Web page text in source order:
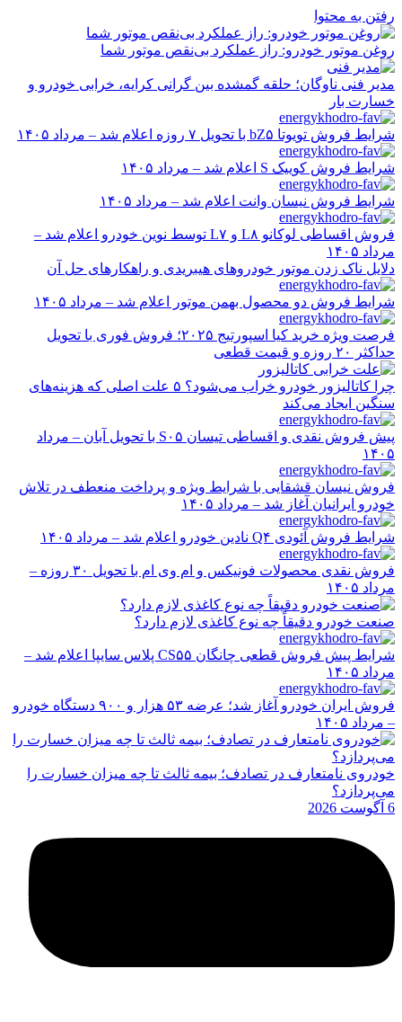
رفتن به محتوا
روغن موتور خودرو: راز عملکرد بی‌نقص موتور شما
مدیر فنی ناوگان؛ حلقه گمشده بین گرانی کرایه، خرابی خودرو و
خسارت بار
شرایط فروش تویوتا bZ۵ با تحویل ۷ روزه اعلام شد – مرداد ۱۴۰۵
شرایط فروش کوییک S اعلام شد – مرداد ۱۴۰۵
شرایط فروش نیسان وانت اعلام شد – مرداد ۱۴۰۵
فروش اقساطی لوکانو L۸ و L۷ توسط نوین خودرو اعلام شد –
مرداد ۱۴۰۵
دلایل ناک زدن موتور خودروهای هیبریدی و راهکارهای حل آن
شرایط فروش دو محصول بهمن موتور اعلام شد – مرداد ۱۴۰۵
فرصت ویژه خرید کیا اسپورتیج ۲۰۲۵؛ فروش فوری با تحویل
حداکثر ۲۰ روزه و قیمت قطعی
چرا کاتالیزور خودرو خراب می‌شود؟ ۵ علت اصلی که هزینه‌های
سنگین ایجاد می‌کند
پیش فروش نقدی و اقساطی تیسان S۰۵ با تحویل آبان – مرداد
۱۴۰۵
فروش نیسان قشقایی با شرایط ویژه و پرداخت منعطف در تلاش
خودرو ایرانیان آغاز شد – مرداد ۱۴۰۵
شرایط فروش آئودی Q۴ نادین خودرو اعلام شد – مرداد ۱۴۰۵
فروش نقدی محصولات فونیکس و ام وی ام با تحویل ۳۰ روزه –
مرداد ۱۴۰۵
صنعت خودرو دقیقاً چه نوع کاغذی لازم دارد؟
شرایط پیش فروش قطعی چانگان CS۵۵ پلاس سایپا اعلام شد –
مرداد ۱۴۰۵
فروش ایران خودرو آغاز شد؛ عرضه ۵۳ هزار و ۹۰۰ دستگاه خودرو
– مرداد ۱۴۰۵
خودروی نامتعارف در تصادف؛ بیمه ثالث تا چه میزان خسارت را
می‌پردازد؟
6 آگوست 2026